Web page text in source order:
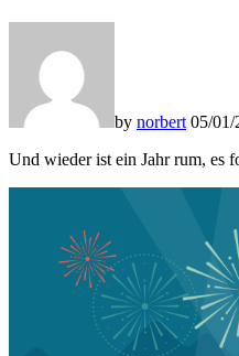
by norbert 05/01/
Und wieder ist ein Jahr rum, es